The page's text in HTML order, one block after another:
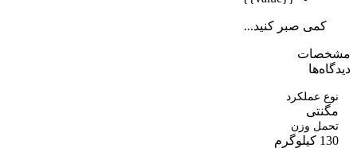
کمی صبر کنید...
عملکرد
وزن